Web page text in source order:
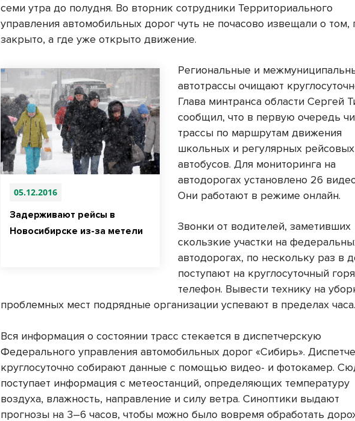
семи утра до полудня. Во вторник сотрудники Территориального
управления автомобильных дорог чуть не почасово извещали о том,
закрыто, а где уже открыто движение.
05.12.2016
Задерживают рейсы в
Новосибирске из-за метели
Региональные и
автотрассы очищают
Глава минтранса области Сергей
сообщил, что в первую очередь
трассы по маршрутам движения
школьных и регулярных рейсовых
автобусов. Для мониторинга на
автодорогах установлено 26
Они работают в режиме онлайн.
Звонки от водителей, заметивших
скользкие участки на
автодорогах, по нескольку раз в
поступают на круглосуточный
телефон. Вывести технику на
проблемных мест подрядные организации успевают в пределах часа.
Вся информация о состоянии трасс стекается в диспетчерскую
Федерального управления автомобильных дорог «Сибирь».
круглосуточно собирают данные с помощью видео- и фотокамер.
поступает информация с метеостанций, определяющих температуру
воздуха, влажность, направление и силу ветра. Синоптики выдают
прогнозы на 3–6 часов, чтобы можно было вовремя обработать